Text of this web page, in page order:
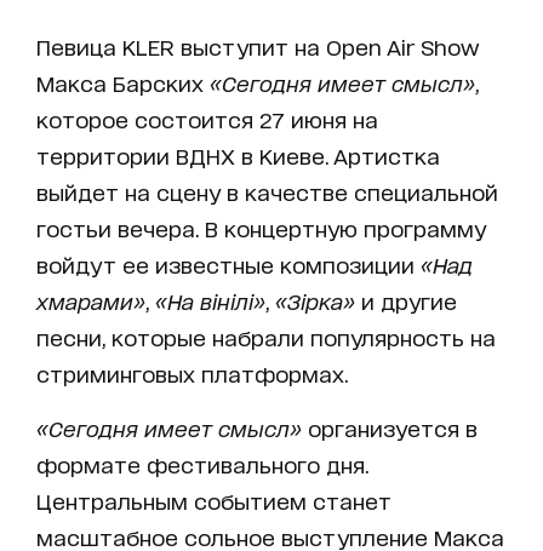
Певица KLER выступит на Open Air Show
Макса Барских «Сегодня имеет смысл»
которое состоится 27 июня на
территории ВДНХ в Киеве. Артистка
выйдет на сцену в качестве специальной
гостьи вечера. В концертную программу
войдут ее известные композиции «Над
хмарами» «На вінілі» «Зірка» и другие
песни, которые набрали популярность на
стриминговых платформах.
«Сегодня имеет смысл» организуется в
формате фестивального дня.
Центральным событием станет
масштабное сольное выступление Макса